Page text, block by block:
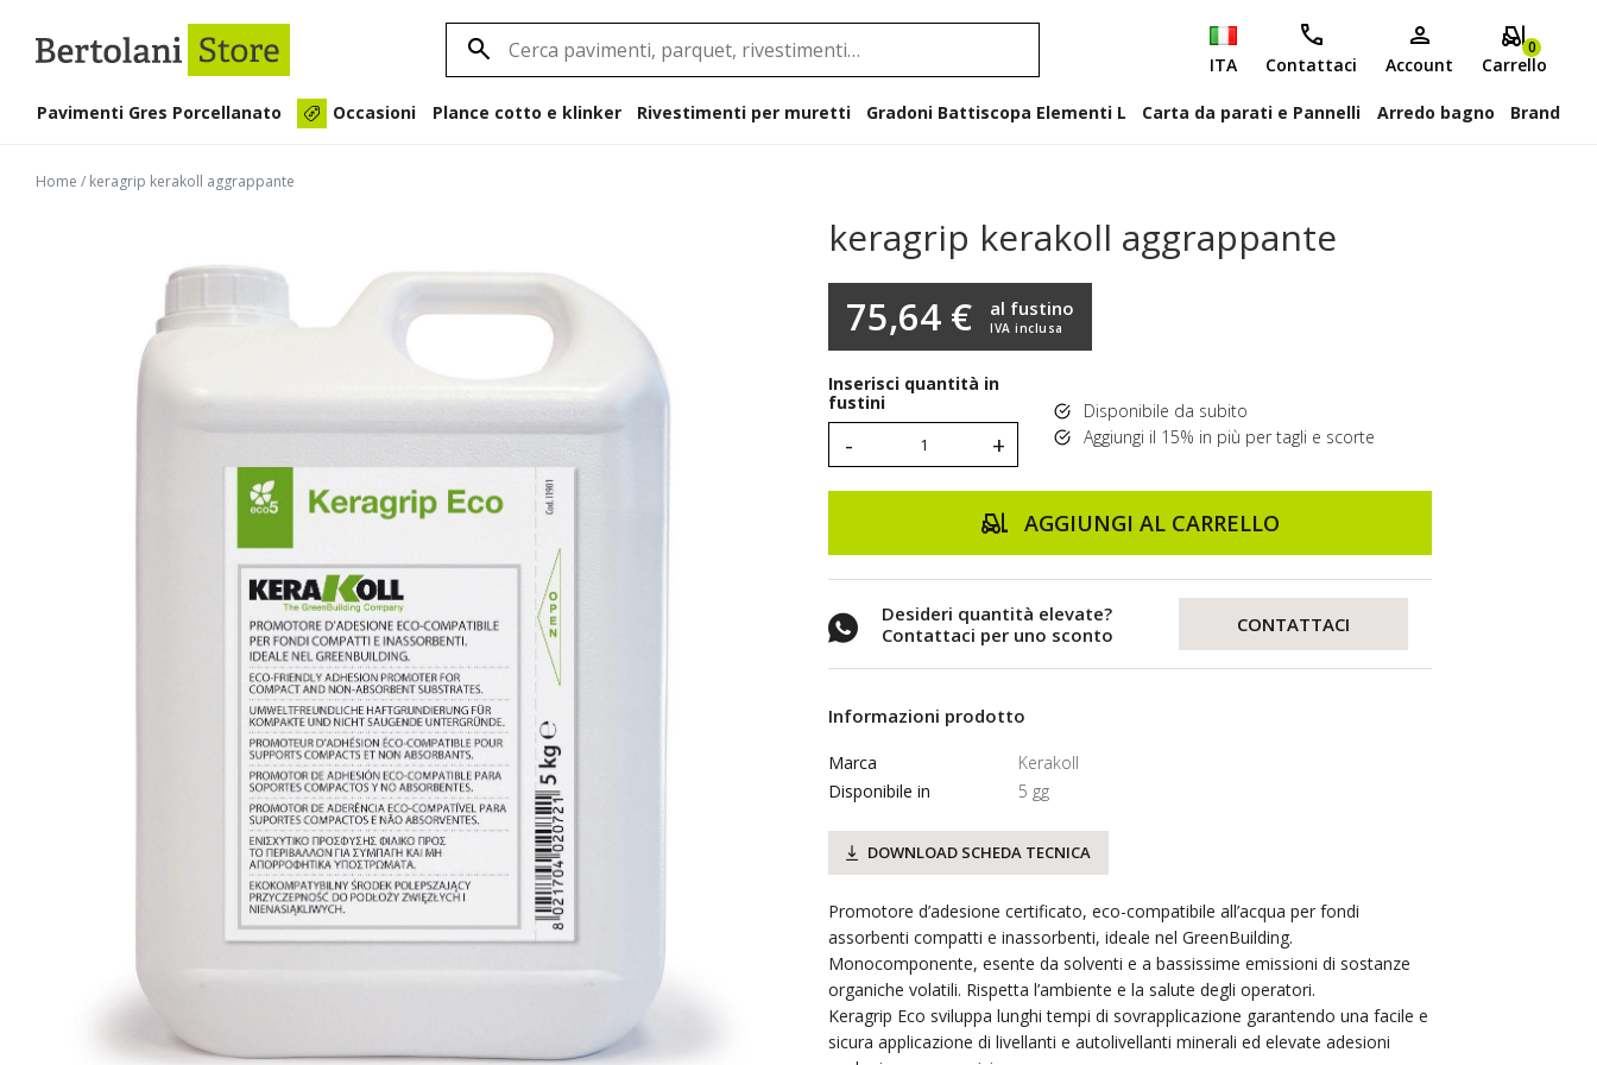
ITA Contattaci Account
0
Carrello
Pavimenti Gres Porcellanato Occasioni Plance cotto e klinker Rivestimenti per muretti Gradoni Battiscopa Elementi L Carta da parati e Pannelli Arredo bagno Brand
Home / keragrip kerakoll aggrappante
keragrip kerakoll aggrappante
75,64 € IVA inclusa
al fustino
Inserisci quantità in
fustini
- +
Disponibile da subito
Aggiungi il 15% in più per tagli e scorte
AGGIUNGI AL CARRELLO
Desideri quantità elevate?
Contattaci per uno sconto
CONTATTACI
Informazioni prodotto
Marca
Kerakoll
Disponibile in
5 gg
DOWNLOAD SCHEDA TECNICA
Promotore d’adesione certificato, eco-compatibile all’acqua per fondi
assorbenti compatti e inassorbenti, ideale nel GreenBuilding.
Monocomponente, esente da solventi e a bassissime emissioni di sostanze
organiche volatili. Rispetta l’ambiente e la salute degli operatori.
Keragrip Eco sviluppa lunghi tempi di sovrapplicazione garantendo una facile e
sicura applicazione di livellanti e autolivellanti minerali ed elevate adesioni